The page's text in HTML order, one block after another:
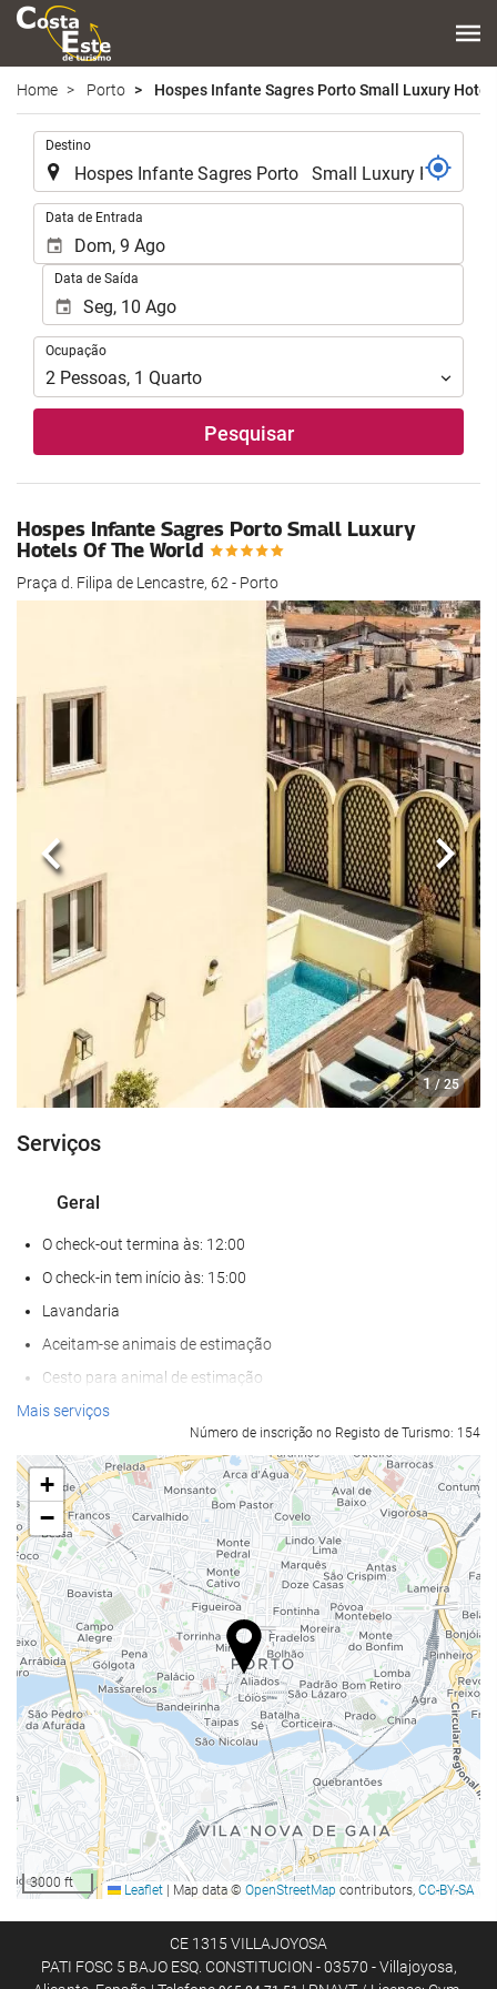
Home Porto Hospes Infante Sagres Porto Small Luxury
Destino
Data de Entrada
Data de Saída
Ocupação
Ocupação
2 Pessoas, 1 Quarto
Pesquisar
Hospes Infante Sagres Porto Small Luxury
Hotels Of The World
Praça d. Filipa de Lencastre, 62 - Porto
1 / 25
Anterior
Serviços
Geral
O check-out termina às: 12:00
O check-in tem início às: 15:00
Lavandaria
Aceitam-se animais de estimação
Cesto para animal de estimação
Tigela para animal de estimação
Aquecimento Central
Elevador
Acesso def. motores
Salas para não-fumadores
Proibido fumar em todas as áreas
Zona de fumadores
Quartos insonorizados
Alimentação e bebidas
Restaurante
Bar
Café/cafetaria no local
Refeições para crianças
Pequeno-almoço no quarto
Mais serviços
Número de inscrição no Registo de Turismo: 154
+
−
3000 ft Leaflet | Map data © OpenStreetMap contributors, CC-BY-SA
CE 1315 VILLAJOYOSA
PATI FOSC 5 BAJO ESQ. CONSTITUCION - 03570 - Villajoyosa,